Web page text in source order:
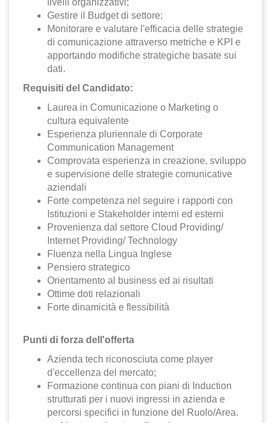
livelli organizzativi;
Gestire il Budget di settore;
Monitorare e valutare l'efficacia delle strategie
di comunicazione attraverso metriche e KPI e
apportando modifiche strategiche basate sui
dati.
Requisiti del Candidato:
Laurea in Comunicazione o Marketing o
cultura equivalente
Esperienza pluriennale di Corporate
Communication Management
Comprovata esperienza in creazione, sviluppo
e supervisione delle strategie comunicative
aziendali
Forte competenza nel seguire i rapporti con
Istituzioni e Stakeholder interni ed esterni
Provenienza dal settore Cloud Providing/
Internet Providing/ Technology
Fluenza nella Lingua Inglese
Pensiero strategico
Orientamento al business ed ai risultati
Ottime doti relazionali
Forte dinamicità e flessibilità
Punti di forza dell'offerta
Azienda tech riconosciuta come player
d'eccellenza del mercato;
Formazione continua con piani di Induction
strutturati per i nuovi ingressi in azienda e
percorsi specifici in funzione del Ruolo/Area.